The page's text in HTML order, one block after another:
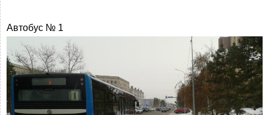
Автобус № 1